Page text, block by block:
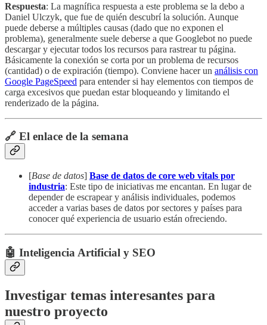
Respuesta: La magnífica respuesta a este problema se la debo a
Daniel Ulczyk, que fue de quién descubrí la solución. Aunque
puede deberse a múltiples causas (dado que no exponen el
problema), generalmente suele deberse a que Googlebot no puede
descargar y ejecutar todos los recursos para rastrear tu página.
Básicamente la conexión se corta por un problema de recursos
(cantidad) o de expiración (tiempo). Conviene hacer un análisis con
Google PageSpeed para entender si hay elementos con tiempos de
carga excesivos que puedan estar bloqueando y limitando el
renderizado de la página.
🔗 El enlace de la semana
[Base de datos] Base de datos de core web vitals por
industria: Este tipo de iniciativas me encantan. En lugar de
depender de escrapear y análisis individuales, podemos
acceder a varias bases de datos por sectores y países para
conocer qué experiencia de usuario están ofreciendo.
🤖 Inteligencia Artificial y SEO
Investigar temas interesantes para
nuestro proyecto